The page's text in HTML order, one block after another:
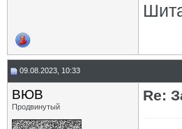
09.08.2023, 10:33
ВЮВ
Продвинутый
Re: